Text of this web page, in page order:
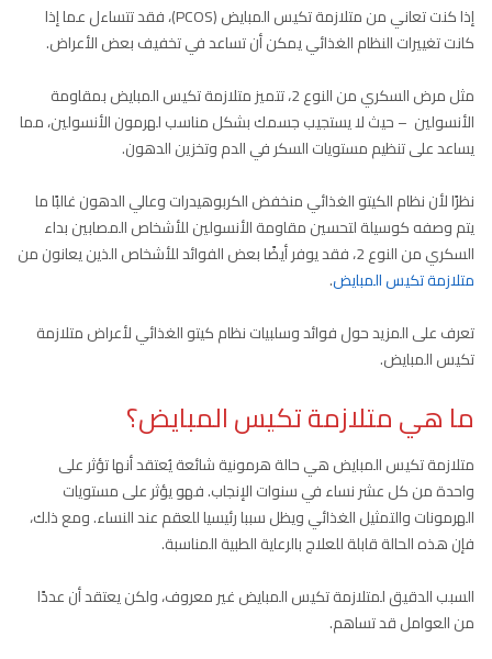
إذا كنت تعاني من متلازمة تكيس المبايض (PCOS)، فقد تتساءل عما إذا
كانت تغييرات النظام الغذائي يمكن أن تساعد في تخفيف بعض الأعراض.
مثل مرض السكري من النوع 2، تتميز متلازمة تكيس المبايض بمقاومة
الأنسولين ⁠ – حيث لا يستجيب جسمك بشكل مناسب لهرمون الأنسولين، مما
يساعد على تنظيم مستويات السكر في الدم وتخزين الدهون.
نظرًا لأن نظام الكيتو الغذائي منخفض الكربوهيدرات وعالي الدهون غالبًا ما
يتم وصفه كوسيلة لتحسين مقاومة الأنسولين للأشخاص المصابين بداء
السكري من النوع 2، فقد يوفر أيضًا بعض الفوائد للأشخاص الذين يعانون من
متلازمة تكيس المبايض.
تعرف على المزيد حول فوائد وسلبيات نظام كيتو الغذائي لأعراض متلازمة
تكيس المبايض.
ما هي متلازمة تكيس المبايض؟
متلازمة تكيس المبايض هي حالة هرمونية شائعة يُعتقد أنها تؤثر على
واحدة من كل عشر نساء في سنوات الإنجاب. فهو يؤثر على مستويات
الهرمونات والتمثيل الغذائي ويظل سببا رئيسيا للعقم عند النساء. ومع ذلك،
فإن هذه الحالة قابلة للعلاج بالرعاية الطبية المناسبة.
السبب الدقيق لمتلازمة تكيس المبايض غير معروف، ولكن يعتقد أن عددًا
من العوامل قد تساهم.